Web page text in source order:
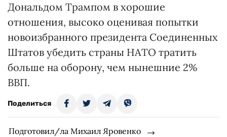
Дональдом Трампом в хорошие
отношения, высоко оценивая попытки
новоизбранного президента Соединенных
Штатов убедить страны НАТО тратить
больше на оборону, чем нынешние 2%
ВВП.
Поделиться
Подготовил/ла Михаил Яровенко